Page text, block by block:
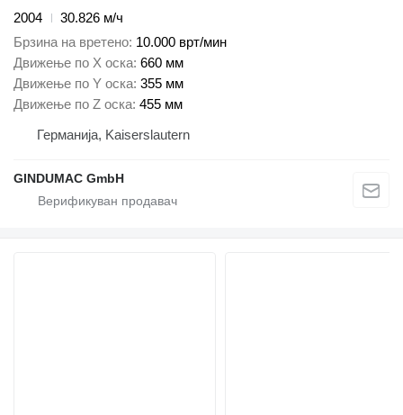
2004
30.826 м/ч
Брзина на вретено 10.000 врт/мин
Движење по Х оска 660 мм
Движење по Y оска 355 мм
Движење по Z оска 455 мм
Германија, Kaiserslautern
GINDUMAC GmbH